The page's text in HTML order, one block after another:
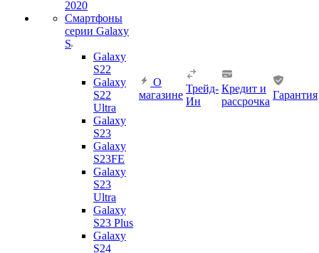
2020
Смартфоны
серии Galaxy
S
Galaxy
S22
Galaxy
S22
Ultra
Galaxy
S23
Galaxy
S23FE
Galaxy
S23
Ultra
Galaxy
S23 Plus
Galaxy
S24
О
магазине
Трейд-
Ин
Кредит и
рассрочка
Гарантия